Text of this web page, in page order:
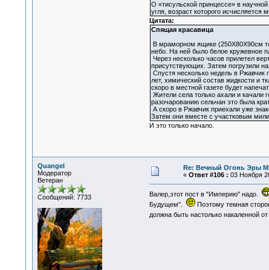
О «тисульской принцессе» в
угля, возраст которого
Цитата:
Спящая красавица
В мраморном ящике (250Х80Х90см
небо. На ней было белое кружевное
Через несколько часов прилетел
присутствующих. Затем погрузили
Спустя несколько недель в
лет, химический состав жидкости и
скоро в местной газете будет
Жители села только ахали и качали
разочарованию сельчан это была
А скоро в Ржавчик приехали уже
Затем они вместе с участковым
И это только начало.
Quangel
Модератор
Ветеран
Сообщений: 7733
Re: Вечный Огонь Эры
« Ответ #106 : 03 Ноября
Валер,этот пост в "Империю" надо.
Будущем".
Поэтому темная
должна быть настолько накаленной